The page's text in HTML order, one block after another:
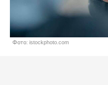
Фото: istockphoto.com